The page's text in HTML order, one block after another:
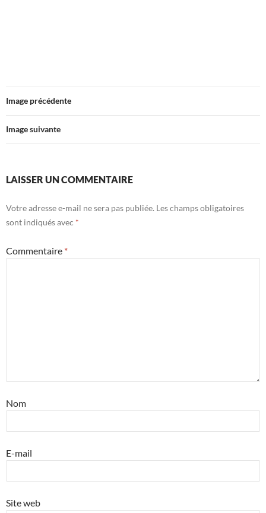
Image précédente
Image suivante
LAISSER UN COMMENTAIRE
Votre adresse e-mail ne sera pas publiée. Les champs obligatoires
sont indiqués avec *
Commentaire *
Nom
E-mail
Site web